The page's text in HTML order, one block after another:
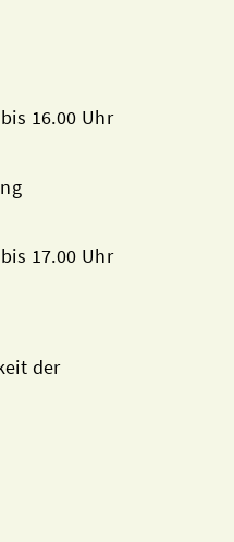
16.00 Uhr
17.00 Uhr
der